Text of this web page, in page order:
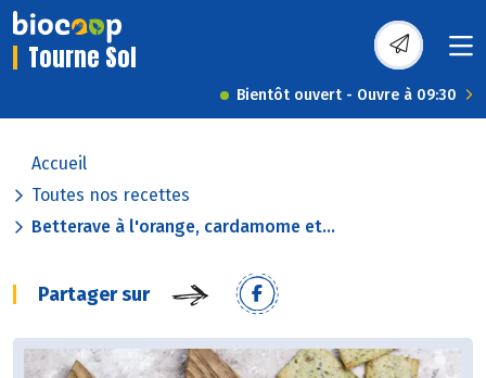
Tourne Sol
Bientôt ouvert - Ouvre à 09:30
Accueil
Toutes nos recettes
Betterave à l'orange, cardamome et...
Partager sur